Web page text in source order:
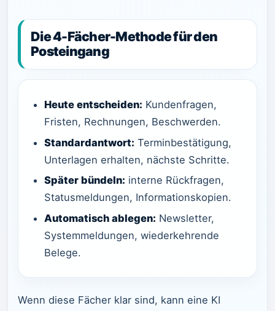
Die 4-Fächer-Methode für den
Posteingang
Heute entscheiden: Kundenfragen,
Fristen, Rechnungen, Beschwerden.
Standardantwort: Terminbestätigung,
Unterlagen erhalten, nächste Schritte.
Später bündeln: interne Rückfragen,
Statusmeldungen, Informationskopien.
Automatisch ablegen: Newsletter,
Systemmeldungen, wiederkehrende
Belege.
Wenn diese Fächer klar sind, kann eine KI